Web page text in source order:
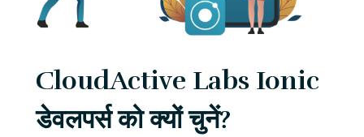
CloudActive Labs Ionic
डेवलपर्स को क्यों चुनें?